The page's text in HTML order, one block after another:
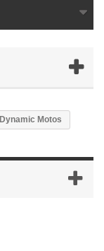
Dynamic Motos